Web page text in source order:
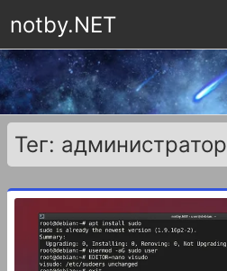
notby.NET
Тег: администратор